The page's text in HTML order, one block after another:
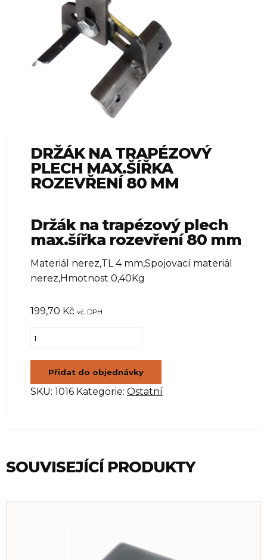
DRŽÁK NA TRAPÉZOVÝ
PLECH MAX.ŠÍŘKA
ROZEVŘENÍ 80 MM
Držák na trapézový plech
max.šířka rozevření 80 mm
Materiál nerez,TL 4 mm,Spojovací materiál
nerez,Hmotnost 0,40Kg
199,70 Kč vč. DPH
Držák
trapézový
plech
max.šířka
Přidat do objednávky
SKU: 1016 Kategorie: Ostatní
SOUVISEJÍCÍ PRODUKTY